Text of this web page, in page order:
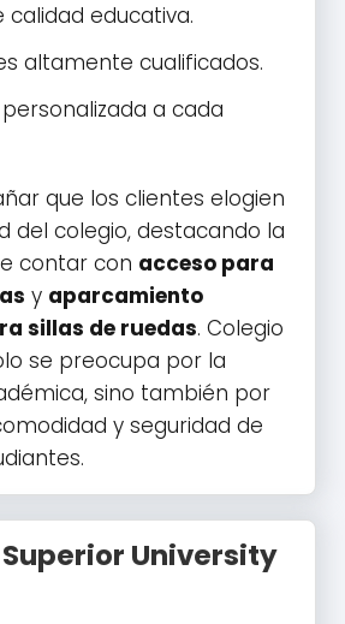
calidad educativa.
altamente cualificados.
a cada
que los clientes elogien
del colegio, destacando la
contar con acceso para
y aparcamiento
sillas de ruedas. Colegio
se preocupa por la
sino también por
y seguridad de
Superior University